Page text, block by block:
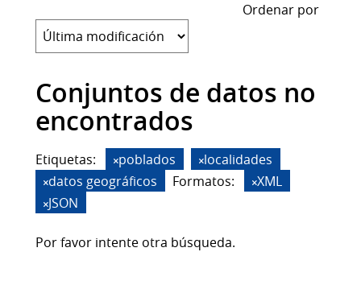
Ordenar por
Conjuntos de datos no
encontrados
Etiquetas: poblados
localidades
datos geográficos
Formatos:
XML
JSON
Por favor intente otra búsqueda.